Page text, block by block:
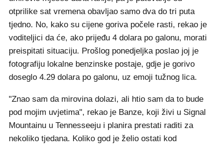
otprilike sat vremena obavljao samo dva do tri puta
tjedno. No, kako su cijene goriva počele rasti, rekao je
voditeljici da će, ako prijeđu 4 dolara po galonu, morati
preispitati situaciju. Prošlog ponedjeljka poslao joj je
fotografiju lokalne benzinske postaje, gdje je gorivo
doseglo 4.29 dolara po galonu, uz emoji tužnog lica.
"Znao sam da mirovina dolazi, ali htio sam da to bude
pod mojim uvjetima", rekao je Banze, koji živi u Signal
Mountainu u Tennesseeju i planira prestati raditi za
nekoliko tjedana. Koliko god je želio ostati kod